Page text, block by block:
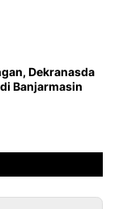
Dekranasda
Banjarmasin